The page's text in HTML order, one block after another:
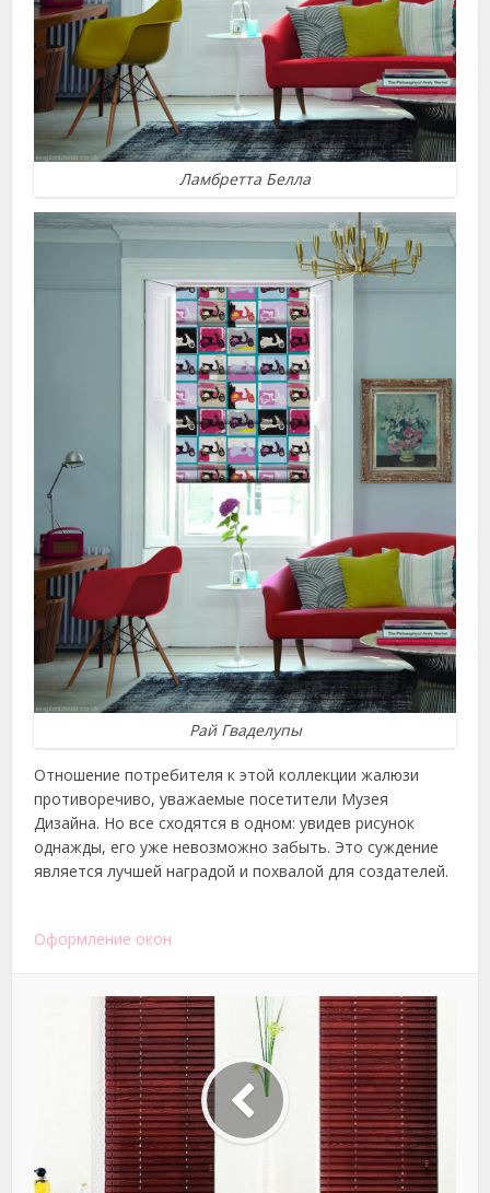
Ламбретта Белла
Рай Гваделупы
Отношение потребителя к этой коллекции жалюзи
противоречиво, уважаемые посетители Музея
Дизайна. Но все сходятся в одном: увидев рисунок
однажды, его уже невозможно забыть. Это суждение
является лучшей наградой и похвалой для создателей.
Оформление окон